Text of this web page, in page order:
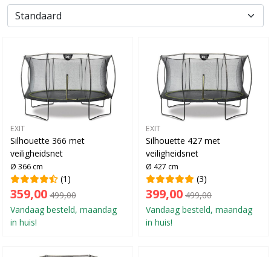
EXIT
Silhouette 366 met
veiligheidsnet
Ø 366 cm
(1)
359,00 499,00
Vandaag besteld, maandag
in huis!
EXIT
Silhouette 427 met
veiligheidsnet
Ø 427 cm
(3)
399,00 499,00
Vandaag besteld, maandag
in huis!